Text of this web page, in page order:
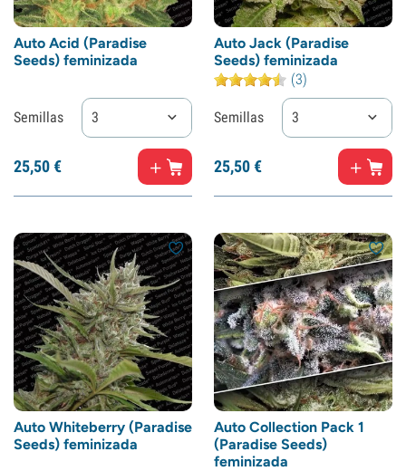
Auto Acid (Paradise
Seeds) feminizada
Semillas 3
25,50€
Auto Jack (Paradise
Seeds) feminizada
(3)
Semillas 3
25,50€
Auto Whiteberry (Paradise
Seeds) feminizada
Auto Collection Pack 1
(Paradise Seeds)
feminizada